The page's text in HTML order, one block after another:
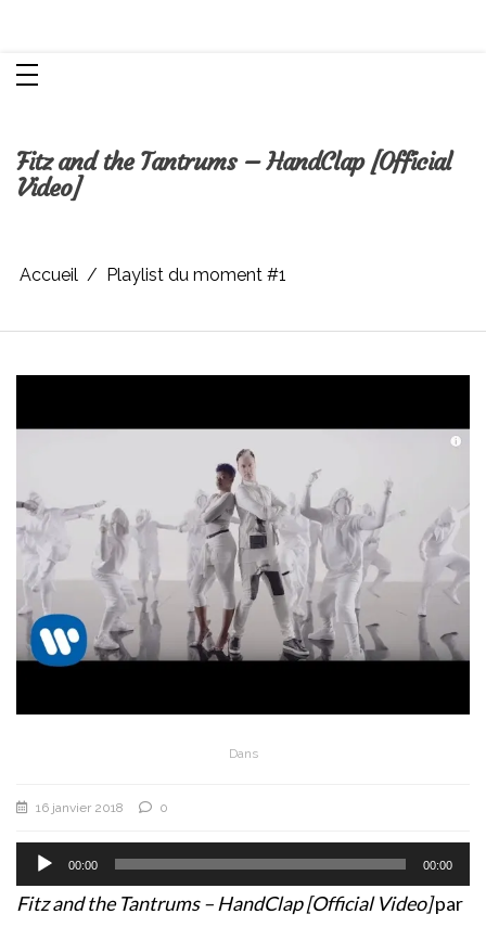
Fitz and the Tantrums – HandClap [Official
Video]
Accueil Playlist du moment #1
Dans
16 janvier 2018 0
Lecteur
audio
00:00 00:00
Fitz and the Tantrums – HandClap [Official Video]par